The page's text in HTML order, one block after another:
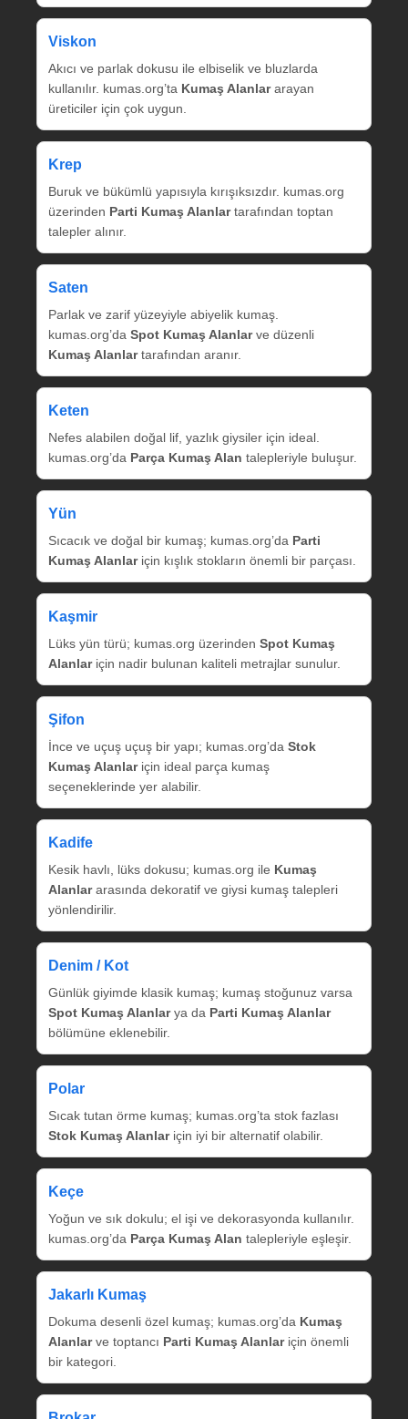
Viskon
Akıcı ve parlak dokusu ile elbiselik ve bluzlarda
kullanılır. kumas.org’ta Kumaş Alanlararayan
üreticiler için çok uygun.
Krep
Buruk ve bükümlü yapısıyla kırışıksızdır. kumas.org
üzerinden Parti Kumaş Alanlartarafından toptan
talepler alınır.
Saten
Parlak ve zarif yüzeyiyle abiyelik kumaş.
kumas.org’da Spot Kumaş Alanlarve düzenli
Kumaş Alanlartarafından aranır.
Keten
Nefes alabilen doğal lif, yazlık giysiler için ideal.
kumas.org’da Parça Kumaş Alan talepleriyle buluşur.
Yün
Sıcacık ve doğal bir kumaş; kumas.org’da Parti
Kumaş Alanlariçin kışlık stokların önemli bir parçası.
Kaşmir
Lüks yün türü; kumas.org üzerinden Spot Kumaş
Alanlariçin nadir bulunan kaliteli metrajlar sunulur.
Şifon
İnce ve uçuş uçuş bir yapı; kumas.org’da Stok
Kumaş Alanlariçin ideal parça kumaş
seçeneklerinde yer alabilir.
Kadife
Kesik havlı, lüks dokusu; kumas.org ile Kumaş
Alanlararasında dekoratif ve giysi kumaş talepleri
yönlendirilir.
Denim / Kot
Günlük giyimde klasik kumaş; kumaş stoğunuz varsa
Spot Kumaş Alanlarya da Parti Kumaş Alanlar
bölümüne eklenebilir.
Polar
Sıcak tutan örme kumaş; kumas.org’ta stok fazlası
Stok Kumaş Alanlariçin iyi bir alternatif olabilir.
Keçe
Yoğun ve sık dokulu; el işi ve dekorasyonda kullanılır.
kumas.org’da Parça Kumaş Alan talepleriyle eşleşir.
Jakarlı Kumaş
Dokuma desenli özel kumaş; kumas.org’da Kumaş
Alanlarve toptancı Parti Kumaş Alanlariçin önemli
bir kategori.